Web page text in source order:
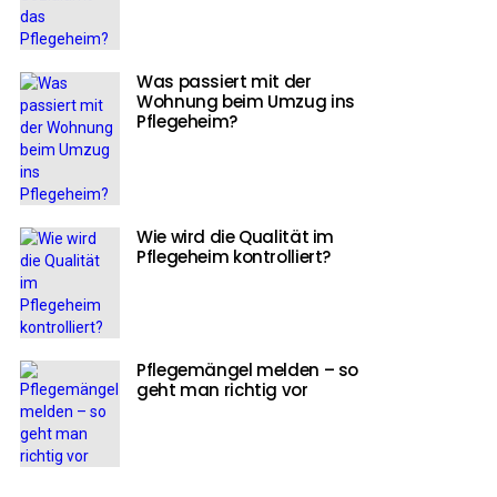
Was passiert mit der
Wohnung beim Umzug ins
Pflegeheim?
Wie wird die Qualität im
Pflegeheim kontrolliert?
Pflegemängel melden – so
geht man richtig vor